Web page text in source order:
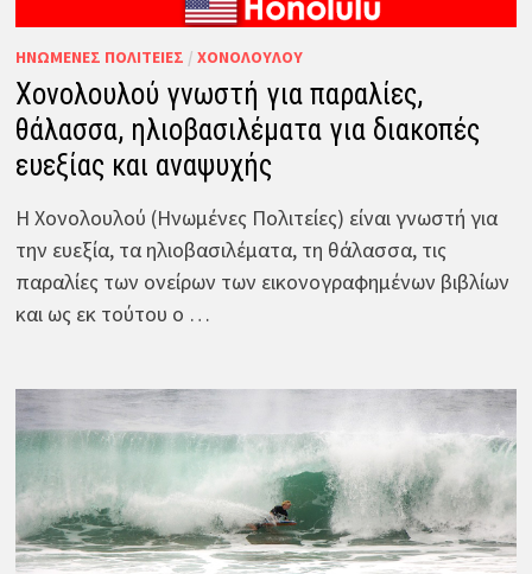
ΗΝΩΜΈΝΕΣ ΠΟΛΙΤΕΊΕΣ / ΧΟΝΟΛΟΎΛΟΥ
Χονολουλού γνωστή για παραλίες,
θάλασσα, ηλιοβασιλέματα για διακοπές
ευεξίας και αναψυχής
Η Χονολουλού (Ηνωμένες Πολιτείες) είναι γνωστή για
την ευεξία, τα ηλιοβασιλέματα, τη θάλασσα, τις
παραλίες των ονείρων των εικονογραφημένων βιβλίων
και ως εκ τούτου ο …